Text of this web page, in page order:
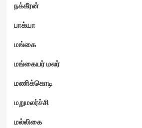
நக்கீரன்
பாக்யா
மங்கை
மங்கையர் மலர்
மணிக்கொடி
மறுமலர்ச்சி
மல்லிகை